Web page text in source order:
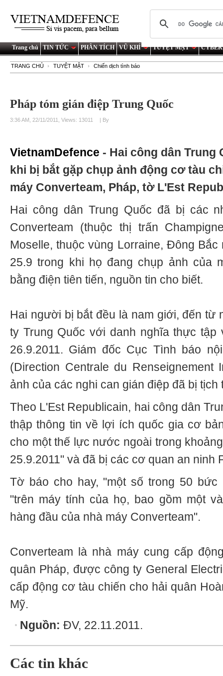
Trang chủ TIN TỨC PHÂN TÍCH VŨ KHÍ TUYỆT MẬT
TRANG CHỦ TUYỆT MẬT Chiến dịch tình báo
Pháp tóm gián điệp Trung Quốc
3:36 AM, 22/11/2011, Views: 13011 | By
VietnamDefence - Hai công dân Trung
khi bị bắt gặp chụp ảnh động cơ tàu
máy Converteam, Pháp, tờ L'Est
Hai công dân Trung Quốc đã bị các
Converteam (thuộc thị trấn
Moselle, thuộc vùng Lorraine, Đông
25.9 trong khi họ đang chụp ảnh của
bằng điện tiên tiến, nguồn tin cho biết.
Hai người bị bắt đều là nam giới, đến từ
ty Trung Quốc với danh nghĩa thực tập
26.9.2011. Giám đốc Cục Tình báo
(Direction Centrale du Renseignement
ảnh của các nghi can gián điệp đã bị tịch
Theo L'Est Republicain, hai công dân
thập thông tin về lợi ích quốc gia cơ
cho một thế lực nước ngoài trong
25.9.2011" và đã bị các cơ quan an ninh
Tờ báo cho hay, "một số trong 50
"trên máy tính của họ, bao gồm một
hàng đầu của nhà máy Converteam".
Converteam là nhà máy cung cấp
quân Pháp, được công ty General
cấp động cơ tàu chiến cho hải quân
Mỹ.
Nguồn: ĐV, 22.11.2011.
Các tin khác